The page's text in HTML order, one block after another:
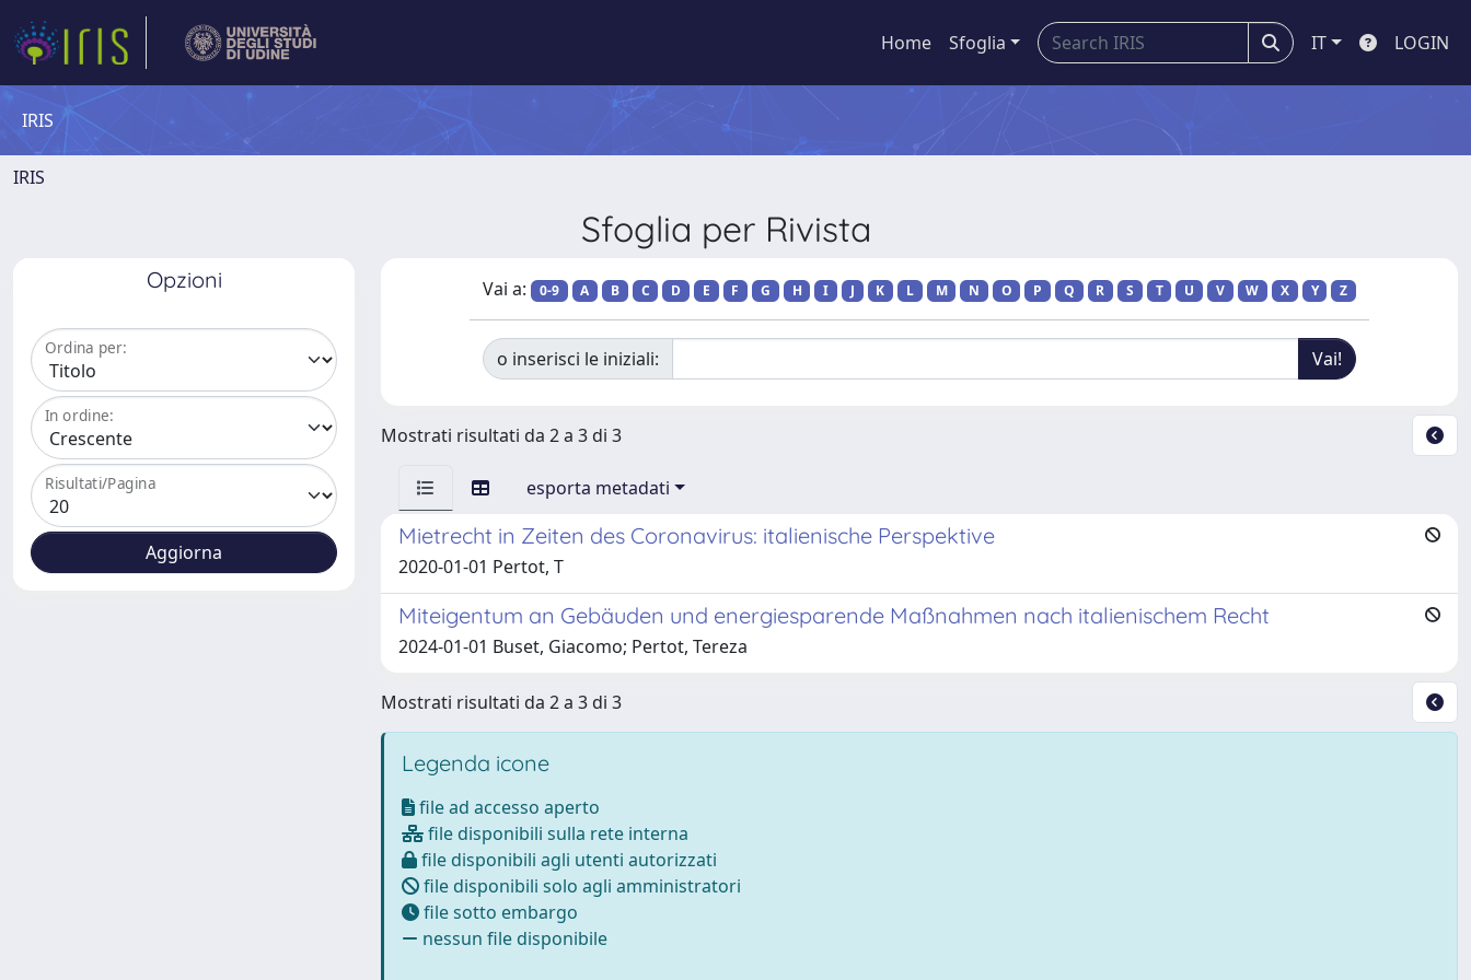
Home Sfoglia IT LOGIN
IRIS
IRIS
Sfoglia per Rivista
Opzioni
Ordina per:
In ordine:
Risultati/Pagina
Vai a: 0-9 A B C D E F G H I J K L M N O P Q R S T U V W X Y Z
o inserisci le iniziali:
Mostrati risultati da 2 a 3 di 3
esporta metadati
Mietrecht in Zeiten des Coronavirus: italienische Perspektive
2020-01-01 Pertot, T
Miteigentum an Gebäuden und energiesparende Maßnahmen nach italienischem Recht
2024-01-01 Buset, Giacomo; Pertot, Tereza
Mostrati risultati da 2 a 3 di 3
Legenda icone
file ad accesso aperto
file disponibili sulla rete interna
file disponibili agli utenti autorizzati
file disponibili solo agli amministratori
file sotto embargo
nessun file disponibile